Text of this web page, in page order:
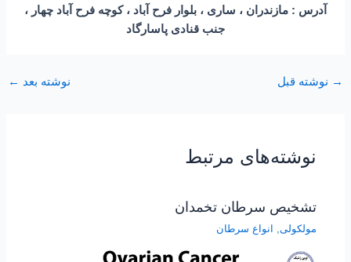
آدرس : مازندران ، ساری ، بلوار فرح آباد ، کوچه فرح آباد چهار ،
جنب قنادی پاسارگاد
→ نوشته قبل نوشته بعد ←
نوشته‌های مرتبط
تشخیص سرطان تخمدان
مولکولی, انواع سرطان